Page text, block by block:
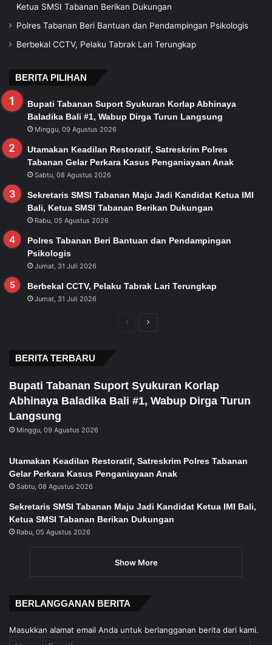
Ketua SMSI Tabanan Berikan Dukungan
Polres Tabanan Beri Bantuan dan Pendampingan Psikologis
Berbekal CCTV, Pelaku Tabrak Lari Terungkap
BERITA PILIHAN
Bupati Tabanan Suport Syukuran Korlap Abhinaya
Baladika Bali #1, Wabup Dirga Turun Langsung
Minggu, 09 Agustus 2026
Utamakan Keadilan Restoratif, Satreskrim Polres
Tabanan Gelar Perkara Kasus Penganiayaan Anak
Sabtu, 08 Agustus 2026
Sekretaris SMSI Tabanan Maju Jadi Kandidat Ketua IMI
Bali, Ketua SMSI Tabanan Berikan Dukungan
Rabu, 05 Agustus 2026
Polres Tabanan Beri Bantuan dan Pendampingan
Psikologis
Jumat, 31 Juli 2026
Berbekal CCTV, Pelaku Tabrak Lari Terungkap
Jumat, 31 Juli 2026
PreviousNext
BERITA TERBARU
Bupati Tabanan Suport Syukuran Korlap
Abhinaya Baladika Bali #1, Wabup Dirga Turun
Langsung
Minggu, 09 Agustus 2026
Utamakan Keadilan Restoratif, Satreskrim Polres Tabanan
Gelar Perkara Kasus Penganiayaan Anak
Sabtu, 08 Agustus 2026
Sekretaris SMSI Tabanan Maju Jadi Kandidat Ketua IMI Bali,
Ketua SMSI Tabanan Berikan Dukungan
Rabu, 05 Agustus 2026
Show More
BERLANGGANAN BERITA
Masukkan alamat email Anda untuk berlangganan berita dari kami.
Alamat